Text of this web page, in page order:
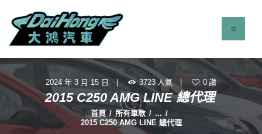
2024 年 3 月 15 日 3723 人氣 0 讚
2015 C250 AMG LINE 總代理
首頁 所有車款
...
2015 C250 AMG LINE 總代理
最新消息
服務項目
立即找車